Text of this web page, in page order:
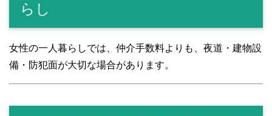
らし
女性の一人暮らしでは、仲介手数料よりも、夜道・建物設
備・防犯面が大切な場合があります。